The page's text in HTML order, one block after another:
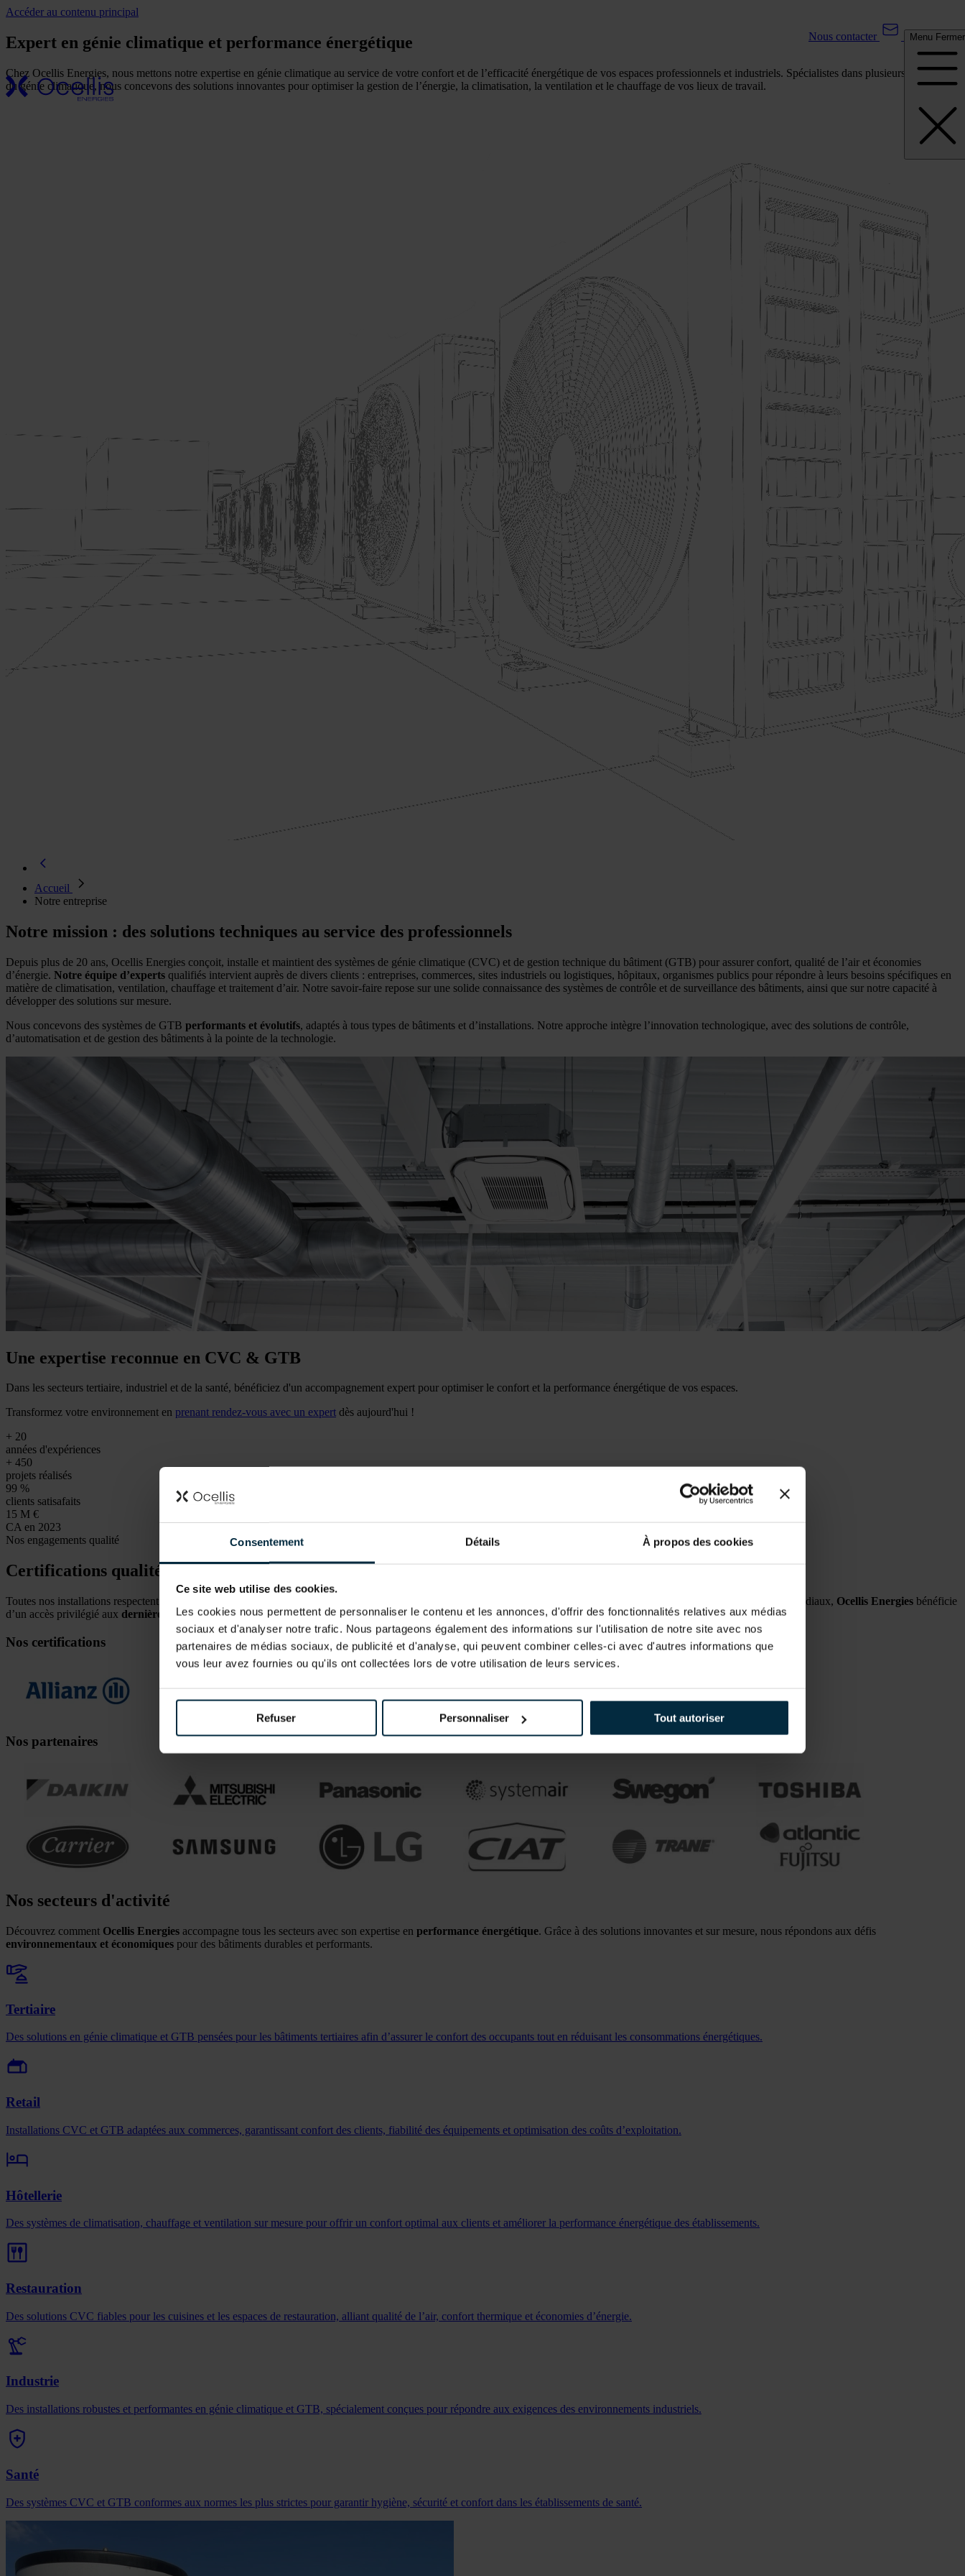
Consentement Détails À propos des cookies
Ce site web utilise des cookies.
Les cookies nous permettent de personnaliser le contenu et les annonces, d'offrir des fonctionnalités relatives aux médias
sociaux et d'analyser notre trafic. Nous partageons également des informations sur l'utilisation de notre site avec nos
partenaires de médias sociaux, de publicité et d'analyse, qui peuvent combiner celles-ci avec d'autres informations que
vous leur avez fournies ou qu'ils ont collectées lors de votre utilisation de leurs services.
Refuser Personnaliser Tout autoriser
Accéder au contenu principal
Nous contacter
Menu Fermer
secteurs
d'activité
Notre
GTB & GTC
Génie électrique
Expert en génie climatique et performance énergétique
Chez Ocellis Energies, nous mettons notre expertise en génie climatique au service de votre confort et de l’efficacité énergétique de vos espaces professionnels et industriels. Spécialistes dans plusieurs domaines
du génie climatique, nous concevons des solutions innovantes pour optimiser la gestion de l’énergie, la climatisation, la ventilation et le chauffage de vos lieux de travail.
Accueil
Notre entreprise
Notre mission : des solutions techniques au service des professionnels
Depuis plus de 20 ans, Ocellis Energies conçoit, installe et maintient des systèmes de génie climatique (CVC) et de gestion technique du bâtiment (GTB) pour assurer confort, qualité de l’air et économies
d’énergie. Notre équipe d’experts qualifiés intervient auprès de divers clients : entreprises, commerces, sites industriels ou logistiques, hôpitaux, organismes publics pour répondre à leurs besoins spécifiques en
matière de climatisation, ventilation, chauffage et traitement d’air. Notre savoir-faire repose sur une solide connaissance des systèmes de contrôle et de surveillance des bâtiments, ainsi que sur notre capacité à
développer des solutions sur mesure.
Nous concevons des systèmes de GTB performants et évolutifs, adaptés à tous types de bâtiments et d’installations. Notre approche intègre l’innovation technologique, avec des solutions de contrôle,
d’automatisation et de gestion des bâtiments à la pointe de la technologie.
Une expertise reconnue en CVC & GTB
Dans les secteurs tertiaire, industriel et de la santé, bénéficiez d'un accompagnement expert pour optimiser le confort et la performance énergétique de vos espaces.
Transformez votre environnement en prenant rendez-vous avec un expert dès aujourd'hui !
+ 20
années d'expériences
+ 450
projets réalisés
99 %
clients satisafaits
15 M €
CA en 2023
Nos engagements qualité
Certifications qualité & partenaires reconnus
Toutes nos installations respectent les et sont certifiées par des organismes de contrôle reconnus. Grâce à nos partenariats avec les plus grands fabricants mondiaux, Ocellis Energies bénéficie
d’un accès privilégié aux dernières technologiespour offrir à ses clients des solutions performantes et durables.
Nos certifications
Nos partenaires
Nos secteurs d'activité
Découvrez comment Ocellis Energies accompagne tous les secteurs avec son expertise en performance énergétique. Grâce à des solutions innovantes et sur mesure, nous répondons aux défis
environnementaux et économiques pour des bâtiments durables et performants.
Tertiaire
Des solutions en génie climatique et GTB pensées pour les bâtiments tertiaires afin d’assurer le confort des occupants tout en réduisant les consommations énergétiques.
Retail
Installations CVC et GTB adaptées aux commerces, garantissant confort des clients, fiabilité des équipements et optimisation des coûts d’exploitation.
Hôtellerie
Des systèmes de climatisation, chauffage et ventilation sur mesure pour offrir un confort optimal aux clients et améliorer la performance énergétique des établissements.
Restauration
Des solutions CVC fiables pour les cuisines et les espaces de restauration, alliant qualité de l’air, confort thermique et économies d’énergie.
Industrie
Des installations robustes et performantes en génie climatique et GTB, spécialement conçues pour répondre aux exigences des environnements industriels.
Santé
Des systèmes CVC et GTB conformes aux normes les plus strictes pour garantir hygiène, sécurité et confort dans les établissements de santé.